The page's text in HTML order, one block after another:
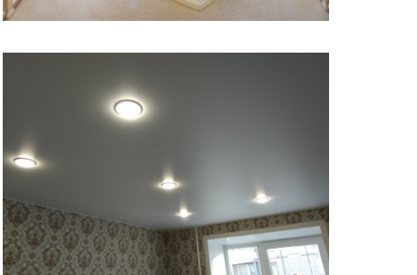
Площадь 9 м2 Стоимость 5 500 руб.